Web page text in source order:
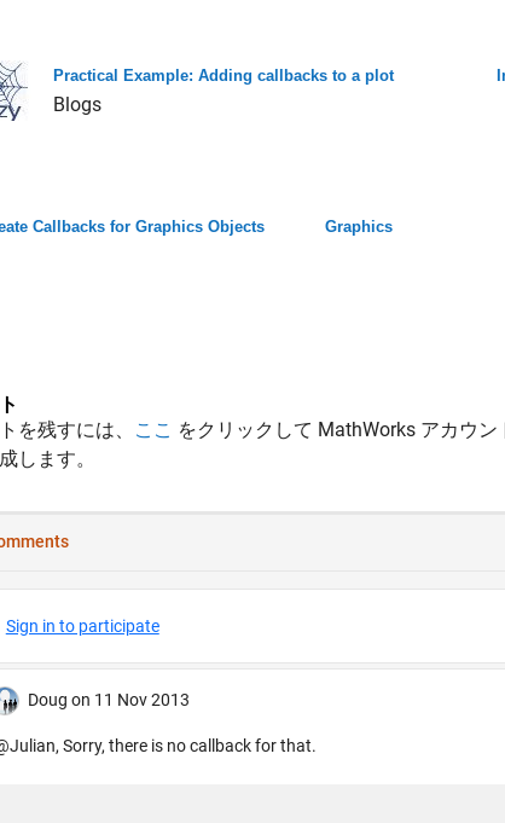
Practical Example: Adding callbacks to a plot
Blogs
Callbacks for Graphics Objects Graphics
を残すには、
ここ をクリックして MathWorks アカウ
します。